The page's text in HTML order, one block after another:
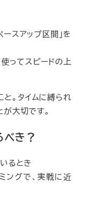
スアップ区間」を
ってスピードの上
と。タイムに縛られ
大切です。
き？
るとき
ングで、実戦に近